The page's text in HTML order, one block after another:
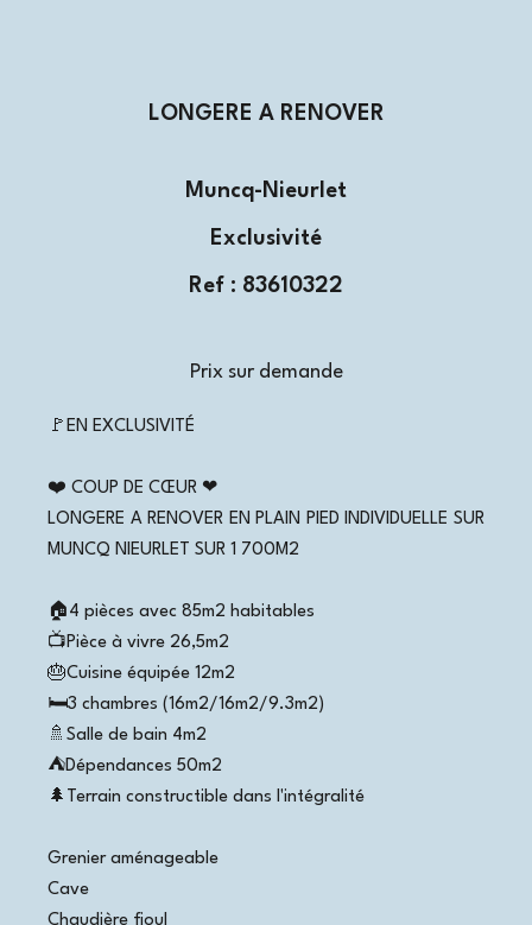
LONGERE A RENOVER
Muncq-Nieurlet
Exclusivité
Ref : 83610322
Prix sur demande
🚩EN EXCLUSIVITÉ
❤️ COUP DE CŒUR ❤
LONGERE A RENOVER EN PLAIN PIED INDIVIDUELLE SUR
MUNCQ NIEURLET SUR 1 700M2
🏠4 pièces avec 85m2 habitables
📺Pièce à vivre 26,5m2
🎂Cuisine équipée 12m2
🛏3 chambres (16m2/16m2/9.3m2)
🚿Salle de bain 4m2
⛺️Dépendances 50m2
🌲Terrain constructible dans l'intégralité
Grenier aménageable
Cave
Chaudière fioul